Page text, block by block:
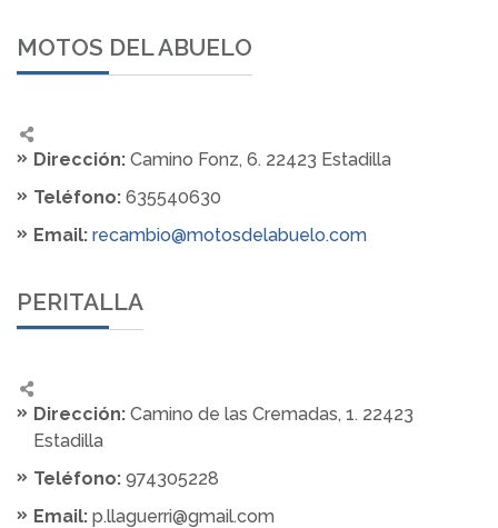
MOTOS DEL ABUELO
Dirección: Camino Fonz, 6. 22423 Estadilla
Teléfono: 635540630
Email: recambio@motosdelabuelo.com
PERITALLA
Dirección: Camino de las Cremadas, 1. 22423
Estadilla
Teléfono: 974305228
Email: p.llaguerri@gmail.com